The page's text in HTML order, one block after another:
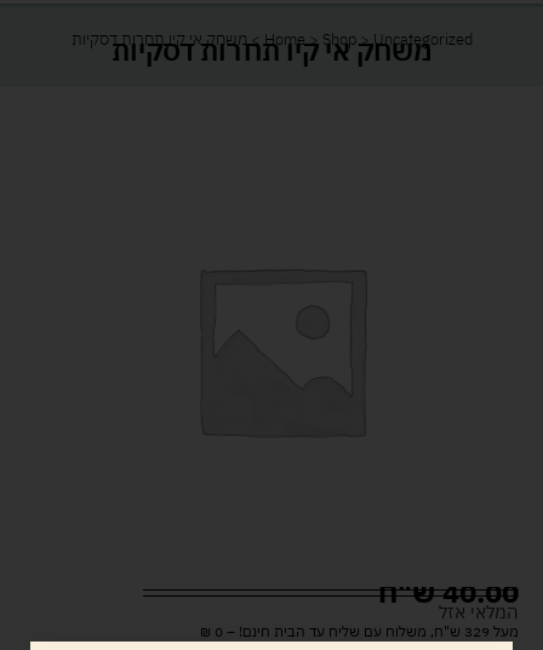
Home> Shop>Uncategorized
>משחק אי קיו תחרות דסקיות
משחק אי קיו תחרות דסקיות
40.00ש"ח
המלאי אזל
מעל 329 ש"ח, משלוח עם שליח עד הבית חינם! – 0 ₪